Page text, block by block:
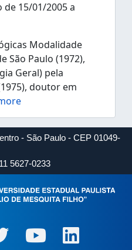
15/01/2005 a
Modalidade
São Paulo (1972),
Geral) pela
doutor em
- São Paulo - CEP 01049-
5627-0233